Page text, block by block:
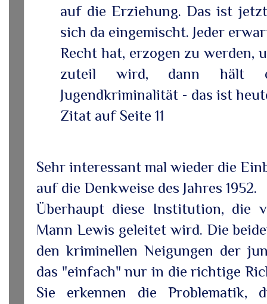
auf die Erziehung. Das ist
sich da eingemischt. Jeder
Recht hat, erzogen zu werden,
zuteil wird, dann hält
Jugendkriminalität - das ist
Zitat auf Seite 11
Sehr interessant mal wieder die
auf die Denkweise des Jahres 1952.
Überhaupt diese Institution, die
Mann Lewis geleitet wird. Die
den kriminellen Neigungen der
das "einfach" nur in die richtige
Sie erkennen die Problematik,